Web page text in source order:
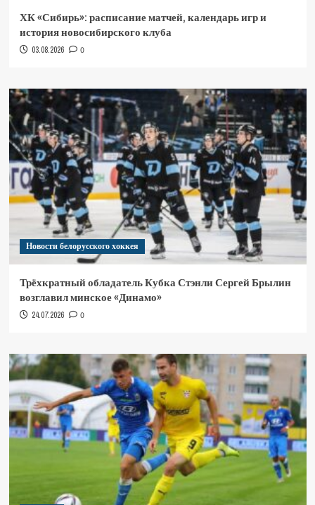
ХК «Сибирь»: расписание матчей, календарь игр и
история новосибирского клуба
03.08.2026 0
Новости белорусского хоккея
Трёхкратный обладатель Кубка Стэнли Сергей Брылин
возглавил минское «Динамо»
24.07.2026 0